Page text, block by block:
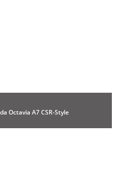
Octavia A7 CSR-Style